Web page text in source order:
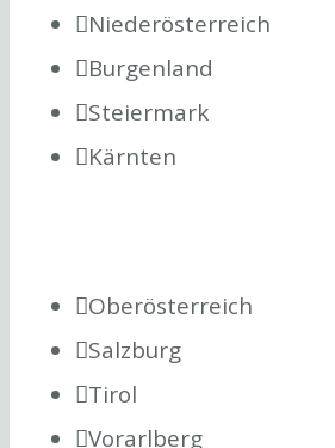
Niederösterreich
Burgenland
Steiermark
Kärnten
Oberösterreich
Salzburg
Tirol
Vorarlberg